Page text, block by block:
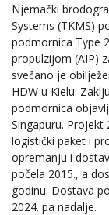
Njemački
Systems (TKMS)
podmornica Type
propulzijom (AIP)
svečano je
HDW u Kielu.
podmornica
Singapuru. Projekt
logistički paket i
opremanju i
počela 2015., a
godinu. Dostava
2024. pa nadalje.